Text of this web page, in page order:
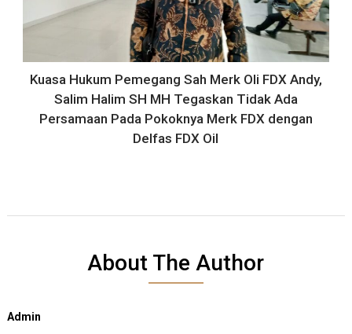
Kuasa Hukum Pemegang Sah Merk Oli FDX Andy,
Salim Halim SH MH Tegaskan Tidak Ada
Persamaan Pada Pokoknya Merk FDX dengan
Delfas FDX Oil
About The Author
Admin